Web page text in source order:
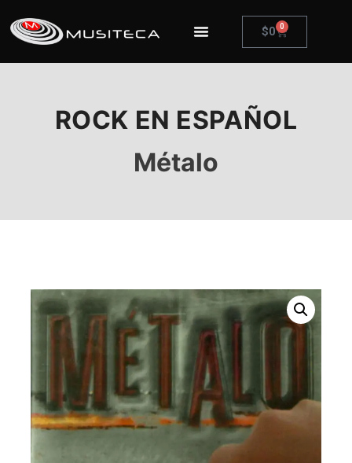
$0 0
ROCK EN ESPAÑOL
Métalo